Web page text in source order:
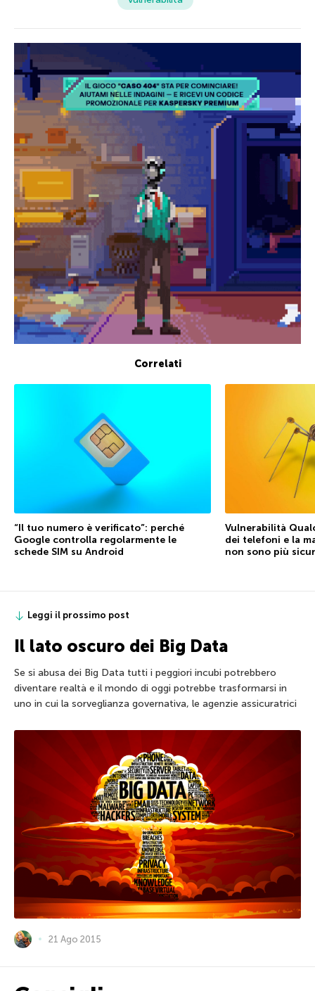
Correlati
“Il tuo numero è verificato”: perché
Google controlla regolarmente le
schede SIM su Android
Vulnerabilità
dei telefoni e la
non sono più
Leggi il prossimo post
Il lato oscuro dei Big Data
Se si abusa dei Big Data tutti i peggiori incubi potrebbero
diventare realtà e il mondo di oggi potrebbe trasformarsi in
uno in cui la sorveglianza governativa, le agenzie assicuratrici
21 Ago 2015